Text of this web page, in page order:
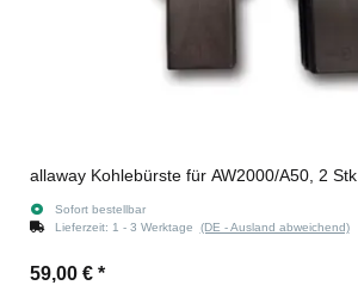
allaway Kohlebürste für AW2000/A50, 2 Stk
Sofort bestellbar
Lieferzeit: 1 - 3 Werktage (DE - Ausland abweichend)
59,00 € *